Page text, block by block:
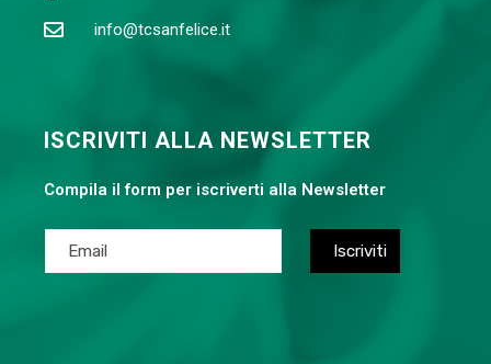
info@tcsanfelice.it
ISCRIVITI ALLA NEWSLETTER
Compila il form per iscriverti alla Newsletter